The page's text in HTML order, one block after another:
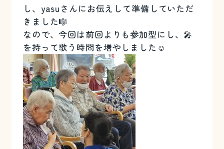
し、yasuさんにお伝えして準備していただ
きました🎼
なので、今回は前回よりも参加型にし、🎤
を持って歌う時間を増やしました☺